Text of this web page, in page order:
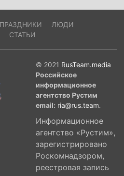
ПРАЗДНИКИ
ЛЮДИ
СТАТЬИ
© 2021 RusTeam.media
Российское
информационное
агентство Рустим
email: ria@rus.team.
Информационное
агентство «Рустим»,
зарегистрировано
Роскомнадзором,
реестровая запись